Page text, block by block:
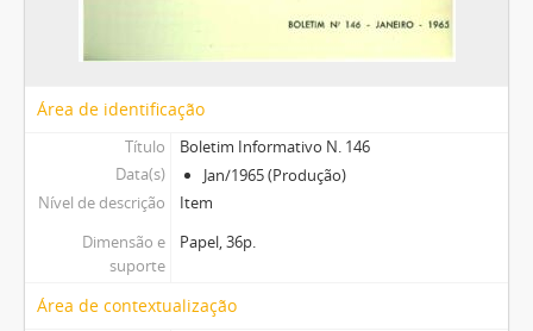
Área de identificação
Título
Boletim Informativo N. 146
Data(s)
Jan/1965 (Produção)
Nível de descrição
Item
Dimensão e
suporte
Papel, 36p.
Área de contextualização